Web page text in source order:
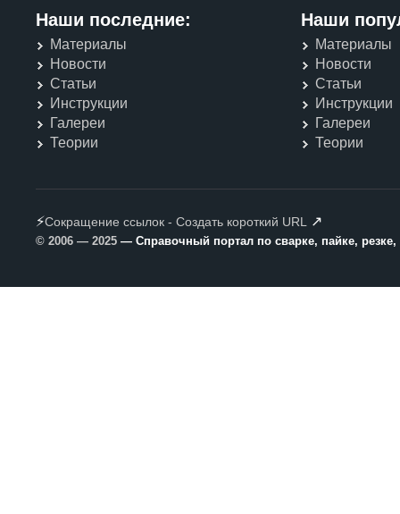
Наши последние:
Материалы
Новости
Статьи
Инструкции
Галереи
Теории
Наши
Материалы
Новости
Статьи
Инструкции
Галереи
Теории
⚡Сокращение ссылок - Создать короткий URL ↗
© 2006 — 2025 — Справочный портал по сварке, пайке,